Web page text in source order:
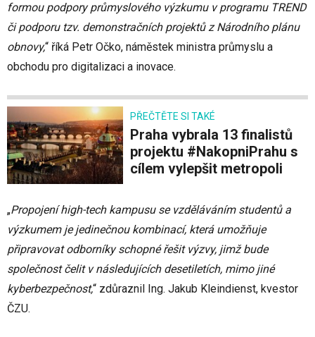
formou podpory průmyslového výzkumu v programu TREND
či podporu tzv. demonstračních projektů z Národního plánu
obnovy,“ říká Petr Očko, náměstek ministra průmyslu a
obchodu pro digitalizaci a inovace.
PŘEČTĚTE SI TAKÉ
Praha vybrala 13 finalistů
projektu #NakopniPrahu s
cílem vylepšit metropoli
„Propojení high-tech kampusu se vzděláváním studentů a
výzkumem je jedinečnou kombinací, která umožňuje
připravovat odborníky schopné řešit výzvy, jimž bude
společnost čelit v následujících desetiletích, mimo jiné
kyberbezpečnost,“ zdůraznil Ing. Jakub Kleindienst, kvestor
ČZU.